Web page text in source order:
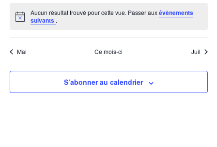
Notice
Aucun résultat trouvé pour cette vue. Passer auxévènements
suivants .
Mai Ce mois-ci Juil
S’abonner au calendrier